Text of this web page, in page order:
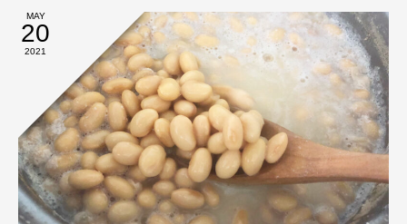
MAY
20
2021